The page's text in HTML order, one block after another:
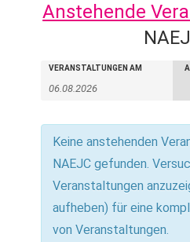
Anstehende
und
Ansichten,
Navigation
Veranstaltungen
Suche
VERANSTALTUNGEN AM
Keine anstehenden
NAEJC gefunden.
Veranstaltungen
aufheben) für eine
von Veranstaltungen.